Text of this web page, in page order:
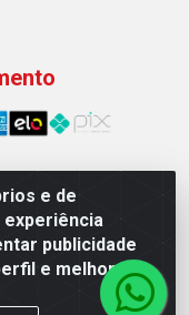
e de
publicidade
e melhorar a
LTDA - Rua
Cachoeiro de
02.262.785/0001-04